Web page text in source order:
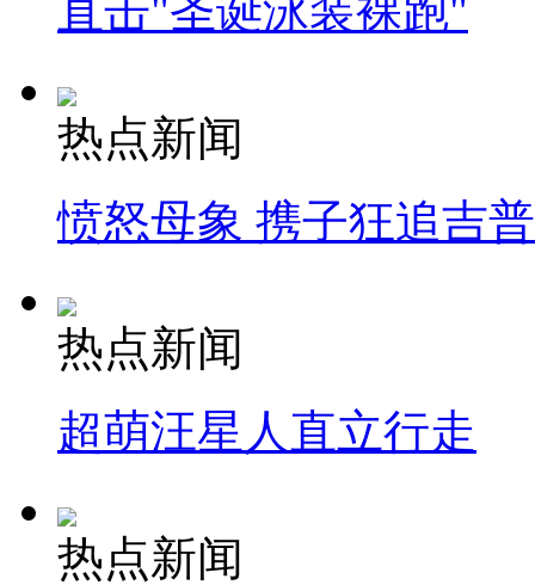
直击"圣诞泳装裸跑"
热点新闻
愤怒母象 携子狂追吉
热点新闻
超萌汪星人直立行走
热点新闻